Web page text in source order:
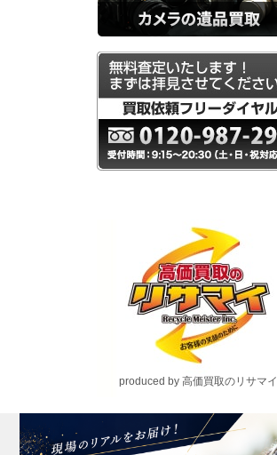
produced by 高価買取のリサマイ